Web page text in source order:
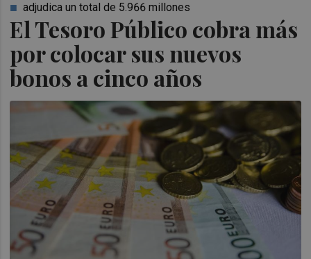
El Tesoro Público cobra más
por colocar sus nuevos
bonos a cinco años
adjudica un total de 5.966 millones